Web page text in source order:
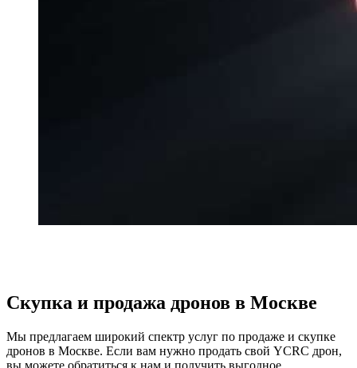
Скупка и продажа дронов в Москве
Мы предлагаем широкий спектр услуг по продаже и скупке
дронов в Москве. Если вам нужно продать свой YCRC дрон,
вы можете обратиться к нам и получить выгодное